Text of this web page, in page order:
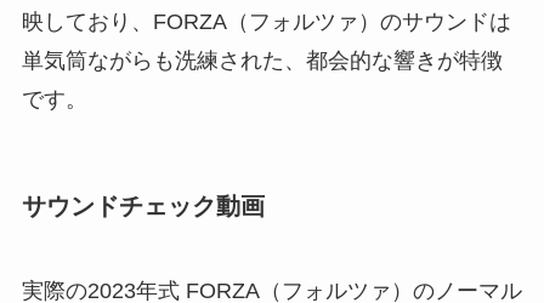
映しており、FORZA（フォルツァ）のサウンドは
単気筒ながらも洗練された、都会的な響きが特徴
です。
サウンドチェック動画
実際の2023年式 FORZA（フォルツァ）のノーマル